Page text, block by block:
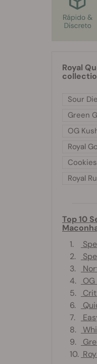
Royal
Sour
Green
OG
Royal
Royal
Top 10
1.
2.
3.
4.
OG
5.
6.
7.
8.
9.
10.